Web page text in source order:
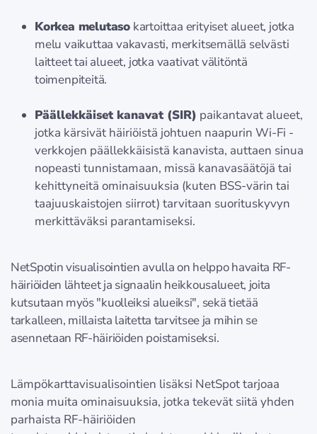
Korkea melutaso kartoittaa erityiset alueet, jotka
melu vaikuttaa vakavasti, merkitsemällä selvästi
laitteet tai alueet, jotka vaativat välitöntä
toimenpiteitä.
Päällekkäiset kanavat (SIR) paikantavat alueet,
jotka kärsivät häiriöistä johtuen naapurin Wi-Fi -
verkkojen päällekkäisistä kanavista, auttaen sinua
nopeasti tunnistamaan, missä kanavasäätöjä tai
kehittyneitä ominaisuuksia (kuten BSS-värin tai
taajuuskaistojen siirrot) tarvitaan suorituskyvyn
merkittäväksi parantamiseksi.
NetSpotin visualisointien avulla on helppo havaita RF-
häiriöiden lähteet ja signaalin heikkousalueet, joita
kutsutaan myös "kuolleiksi alueiksi", sekä tietää
tarkalleen, millaista laitetta tarvitsee ja mihin se
asennetaan RF-häiriöiden poistamiseksi.
Lämpökarttavisualisointien lisäksi NetSpot tarjoaa
monia muita ominaisuuksia, jotka tekevät siitä yhden
parhaista RF-häiriöiden